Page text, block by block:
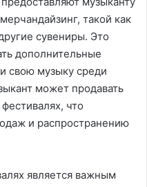
такой как
сувениры. Это
дополнительные
свою музыку среди
может продавать
что
и распространению
является важным